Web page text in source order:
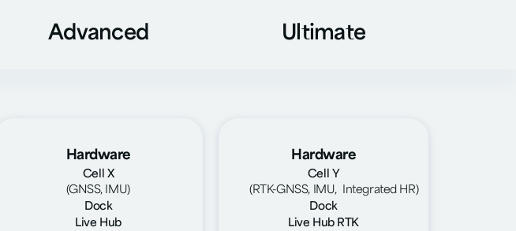
Advanced Ultimate
Hardware
Cell X
(GNSS, IMU)
Dock
Live Hub
Hardware
Cell Y
(RTK-GNSS, IMU, Integrated HR)
Dock
Live Hub RTK